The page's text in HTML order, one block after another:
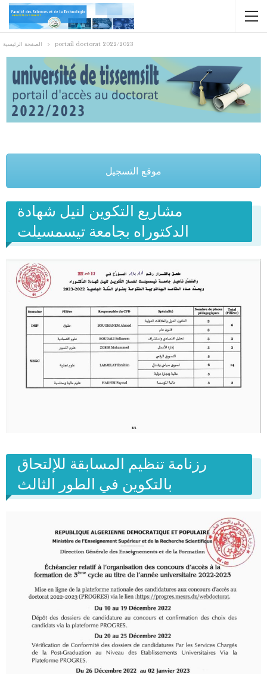
الصفحة الرئيسية portail doctorat 2022/2023
موقع التسجيل
مشاريع التكوين لنيل شهادة
الدكتوراه بجامعة تيسمسيلت
رزنامة تنظيم المسابقة للإلتحاق
بالتكوين في الطور الثالث